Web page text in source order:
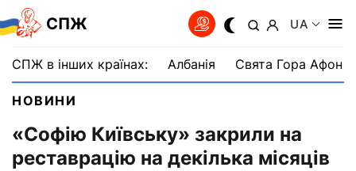
СПЖ UA
СПЖ в інших країнах: Албанія Свята Гора Афон
НОВИНИ
«Софію Київську» закрили на
реставрацію на декілька місяців